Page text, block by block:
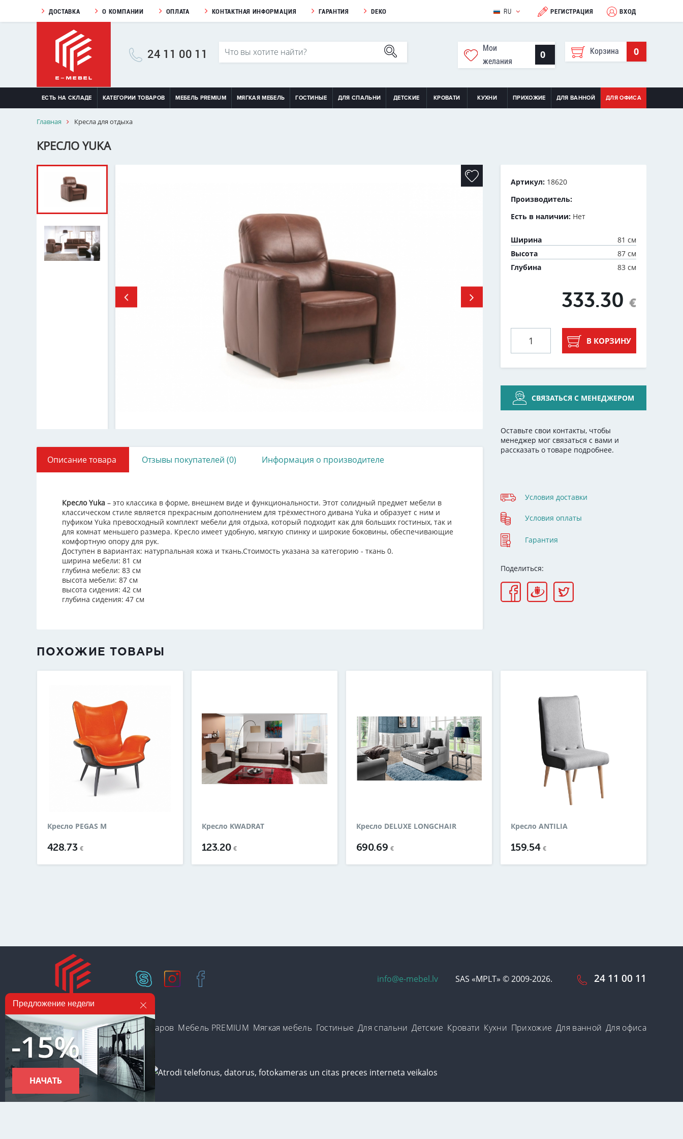
ДОСТАВКА О КОМПАНИИ ОПЛАТА КОНТАКТНАЯ ИНФОРМАЦИЯ ГАРАНТИЯ DEKO RU РЕГИСТРАЦИЯ ВХОД
24 11 00 11
Мои
желания
0 Корзина 0
ЕСТЬ НА СКЛАДЕ КАТЕГОРИИ ТОВАРОВ МЕБЕЛЬ PREMIUM МЯГКАЯ МЕБЕЛЬ ГОСТИНЫЕ ДЛЯ СПАЛЬНИ ДЕТСКИЕ КРОВАТИ КУХНИ ПРИХОЖИЕ ДЛЯ ВАННОЙ ДЛЯ ОФИСА
Главная Кресла для отдыха
КРЕСЛО YUKA
Артикул: 18620
Производитель:
Есть в наличии: Нет
Ширина
81 см
Высота
87 см
Глубина
83 см
333.30 €
В КОРЗИНУ
СВЯЗАТЬСЯ С МЕНЕДЖЕРОМ
Оставьте свои контакты, чтобы
менеджер мог связаться с вами и
рассказать о товаре подробнее.
Условия доставки
Условия оплаты
Гарантия
Поделиться:
Описание товара
Кресло Yuka – это классика в форме, внешнем виде и функциональности. Этот солидный предмет мебели в
классическом стиле является прекрасным дополнением для трёхместного дивана Yuka и образует с ним и
пуфиком Yuka превосходный комплект мебели для отдыха, который подходит как для больших гостиных, так и
для комнат меньшего размера. Кресло имеет удобную, мягкую спинку и широкие боковины, обеспечивающие
комфортную опору для рук.
Доступен в вариантах: натурпальная кожа и ткань.Стоимость указана за категорию - ткань 0.
ширина мебели: 81 см
глубина мебели: 83 см
высота мебели: 87 см
высота сидения: 42 см
глубина сидения: 47 см
Отзывы покупателей (0) Информация о производителе
ПОХОЖИЕ ТОВАРЫ
Кресло PEGAS M
428.73 €
Кресло KWADRAT
123.20 €
Кресло DELUXE LONGCHAIR
690.69 €
Кресло ANTILIA
159.54 €
info@e-mebel.lv SAS «MPLT» © 2009-2026. 24 11 00 11
Есть на складе Категории товаров Мебель PREMIUM Мягкая мебель Гостиные Для спальни Детские Кровати Кухни Прихожие Для ванной Для офиса
Предложение недели